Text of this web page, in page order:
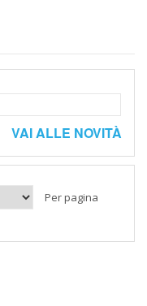
VAI ALLE NOVITÀ
Per pagina